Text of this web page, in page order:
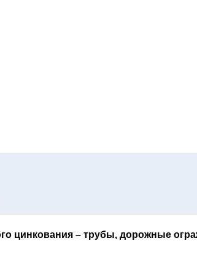
цинкования – трубы, дорожные